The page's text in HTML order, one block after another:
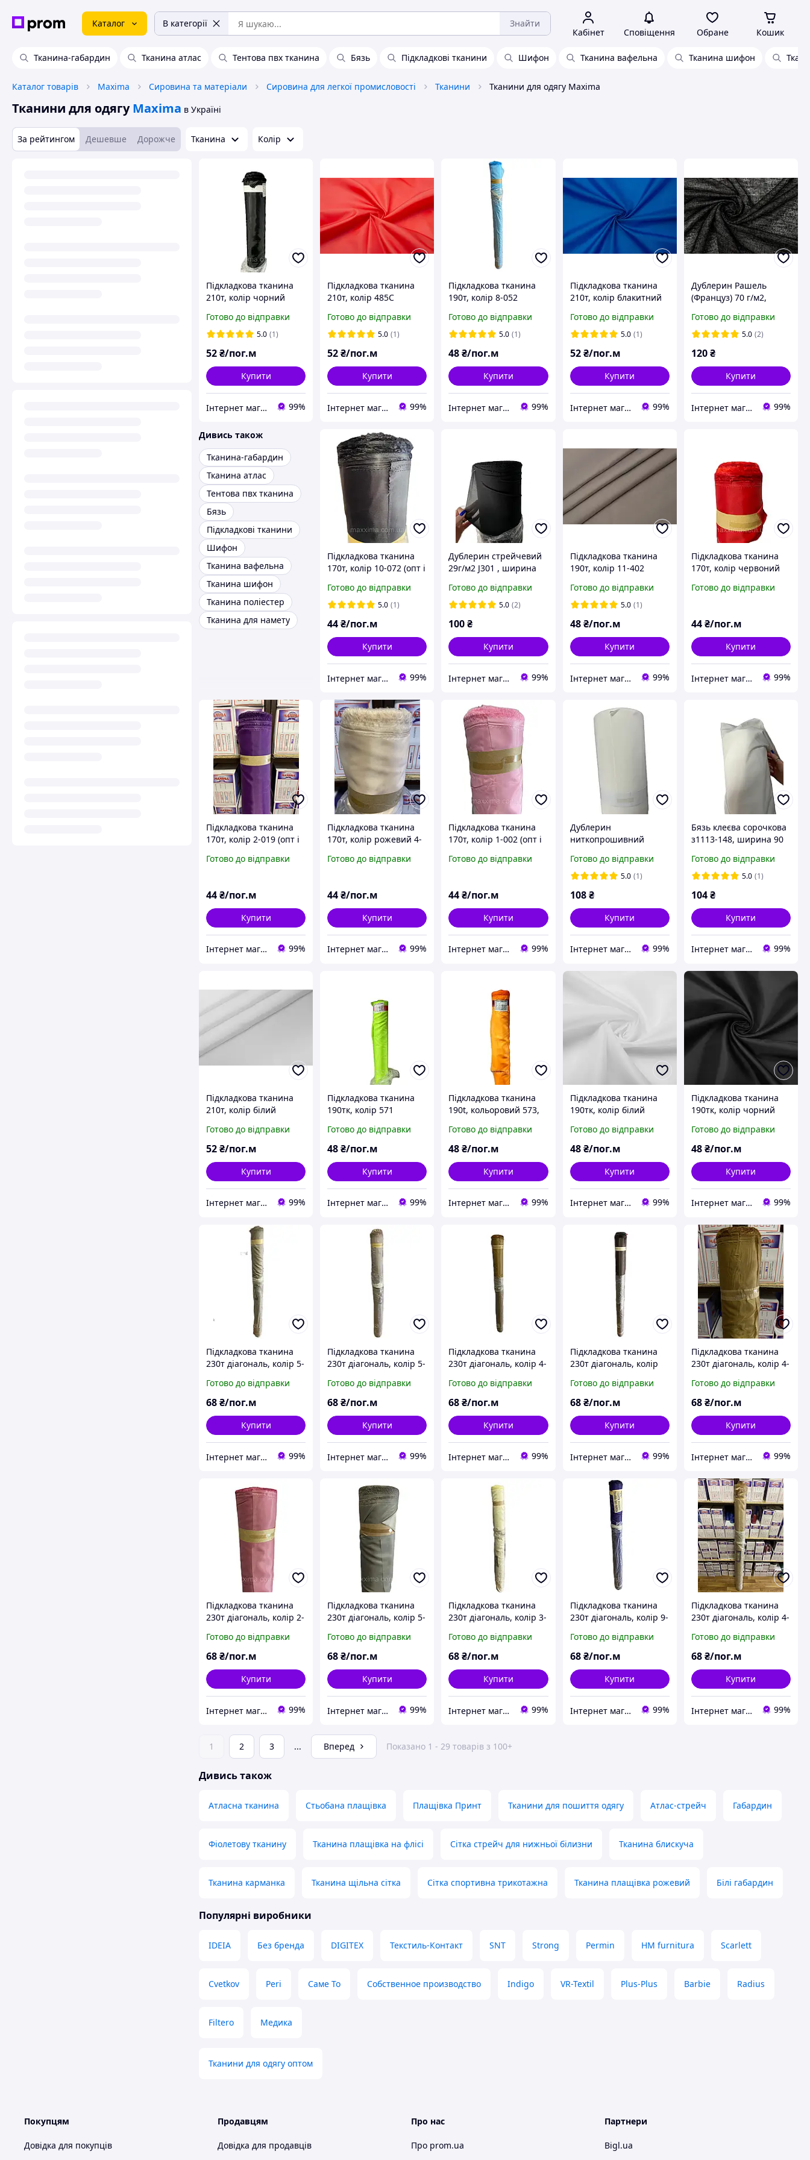
Каталог В категорії Знайти
Кабінет Сповіщення Обране Кошик
Тканина-габардин Тканина атлас Тентова пвх тканина Бязь Підкладкові тканини Шифон Тканина вафельна Тканина шифон
Каталог товарів Maxima Сировина та матеріали Сировина для легкої промисловості Тканини Тканини для одягу Maxima
Тканини для одягу Maxima в Україні
За рейтингом Дешевше Дорожче Тканина Колір
Підкладкова тканина
210т, колір чорний
Готово до відправки
5.0 (1)
52₴/пог.м
Купити
Інтернет магазин MAXIMA 99%
Підкладкова тканина
210т, колір 485С
Готово до відправки
5.0 (1)
52₴/пог.м
Купити
Інтернет магазин MAXIMA 99%
Підкладкова тканина
190т, колір 8-052
Готово до відправки
5.0 (1)
48₴/пог.м
Купити
Інтернет магазин MAXIMA 99%
Підкладкова тканина
210т, колір блакитний
Готово до відправки
5.0 (1)
52 ₴/пог.м
Купити
Інтернет магазин MAXIMA 99%
Дублерин Рашель
(Француз) 70 г/м2,
чорний, 50% поліестер
+ 50% віскоза F8070
Готово до відправки
5.0 (2)
120₴
Купити
Інтернет магазин MAXIMA 99%
Дивись також
Тканина-габардин
Тканина атлас
Тентова пвх тканина
Бязь
Підкладкові тканини
Шифон
Тканина вафельна
Тканина шифон
Тканина поліестер
Тканина для намету
Підкладкова тканина
170т, колір 10-072 (опт і
Готово до відправки
5.0 (1)
44₴/пог.м
Купити
Інтернет магазин MAXIMA 99%
Дублерин стрейчевий
29г/м2 J301 , ширина
Готово до відправки
5.0 (2)
100₴
Купити
Інтернет магазин MAXIMA 99%
Підкладкова тканина
190т, колір 11-402
Готово до відправки
5.0 (1)
48 ₴/пог.м
Купити
Інтернет магазин MAXIMA 99%
Підкладкова тканина
170т, колір червоний
Готово до відправки
44₴/пог.м
Купити
Інтернет магазин MAXIMA 99%
Підкладкова тканина
170т, колір 2-019 (опт і
Готово до відправки
44₴/пог.м
Купити
Інтернет магазин MAXIMA 99%
Підкладкова тканина
170т, колір рожевий 4-
Готово до відправки
44₴/пог.м
Купити
Інтернет магазин MAXIMA 99%
Підкладкова тканина
170т, колір 1-002 (опт і
Готово до відправки
44₴/пог.м
Купити
Інтернет магазин MAXIMA 99%
Дублерин
ниткопрошивний
9612-1, ширина 150см,
колір білий
Готово до відправки
5.0 (1)
108 ₴
Купити
Інтернет магазин MAXIMA 99%
Бязь клеєва сорочкова
з1113-148, ширина 90
бавовна
Готово до відправки
5.0 (1)
104₴
Купити
Інтернет магазин MAXIMA 99%
Підкладкова тканина
210т, колір білий
Готово до відправки
52₴/пог.м
Купити
Інтернет магазин MAXIMA 99%
Підкладкова тканина
190тк, колір 571
Готово до відправки
48₴/пог.м
Купити
Інтернет магазин MAXIMA 99%
Підкладкова тканина
190t, кольоровий 573,
великий опт)
Готово до відправки
48₴/пог.м
Купити
Інтернет магазин MAXIMA 99%
Підкладкова тканина
190тк, колір білий
Готово до відправки
48 ₴/пог.м
Купити
Інтернет магазин MAXIMA 99%
Підкладкова тканина
190тк, колір чорний
Готово до відправки
48₴/пог.м
Купити
Інтернет магазин MAXIMA 99%
Підкладкова тканина
230т діагональ, колір 5-
опт)
Готово до відправки
68₴/пог.м
Купити
Інтернет магазин MAXIMA 99%
Підкладкова тканина
230т діагональ, колір 5-
опт)
Готово до відправки
68₴/пог.м
Купити
Інтернет магазин MAXIMA 99%
Підкладкова тканина
230т діагональ, колір 4-
Готово до відправки
68₴/пог.м
Купити
Інтернет магазин MAXIMA 99%
Підкладкова тканина
230т діагональ, колір
Готово до відправки
68 ₴/пог.м
Купити
Інтернет магазин MAXIMA 99%
Підкладкова тканина
230т діагональ, колір 4-
опт)
Готово до відправки
68₴/пог.м
Купити
Інтернет магазин MAXIMA 99%
Підкладкова тканина
230т діагональ, колір 2-
опт)
Готово до відправки
68₴/пог.м
Купити
Інтернет магазин MAXIMA 99%
Підкладкова тканина
230т діагональ, колір 5-
опт)
Готово до відправки
68₴/пог.м
Купити
Інтернет магазин MAXIMA 99%
Підкладкова тканина
230т діагональ, колір 3-
опт)
Готово до відправки
68₴/пог.м
Купити
Інтернет магазин MAXIMA 99%
Підкладкова тканина
230т діагональ, колір 9-
опт)
Готово до відправки
68 ₴/пог.м
Купити
Інтернет магазин MAXIMA 99%
Підкладкова тканина
230т діагональ, колір 4-
опт)
Готово до відправки
68₴/пог.м
Купити
Інтернет магазин MAXIMA 99%
1 2 3 ... Вперед Показано 1 - 29 товарів з 100+
Дивись також
Атласна тканина Стьобана плащівка Плащівка Принт Тканини для пошиття одягу Атлас-стрейч Габардин
Фіолетову тканину Тканина плащівка на флісі Сітка стрейч для нижньої білизни Тканина блискуча
Тканина карманка Тканина щільна сітка Сітка спортивна трикотажна Тканина плащівка рожевий Білі габардин
Популярні виробники
IDEIA Без бренда DIGITEX Текстиль-Контакт SNT Strong Permin HM furnitura Scarlett
Cvetkov Peri Саме То Собственное производство Indigo VR-Textil Plus-Plus Barbie Radius
Filtero Медика
Тканини для одягу оптом
Покупцям
Довідка для покупців
Продавцям
Довідка для продавців
Про нас
Про prom.ua
Партнери
Bigl.ua